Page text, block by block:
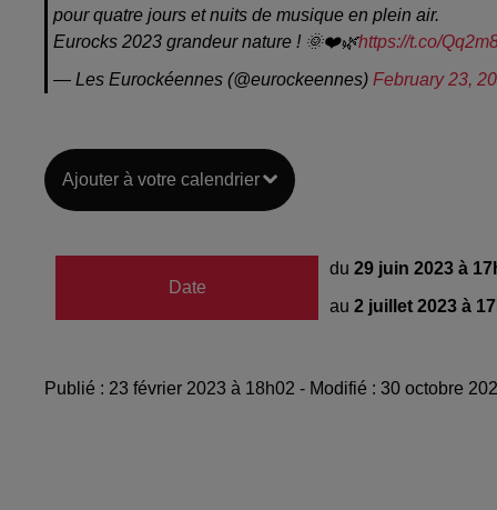
pour quatre jours et nuits de musique en plein air.
Eurocks 2023 grandeur nature ! 🌞❤️🌿https://t.co/
— Les Eurockéennes (@eurockeennes) February 23,
Ajouter à votre calendrier
Date
du29 juin 2023 à
au2 juillet 2023 à
Publié : 23 février 2023 à 18h02 - Modifié : 30 octobre